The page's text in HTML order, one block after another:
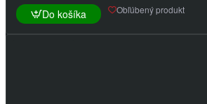
Do košíka Obľúbený produkt